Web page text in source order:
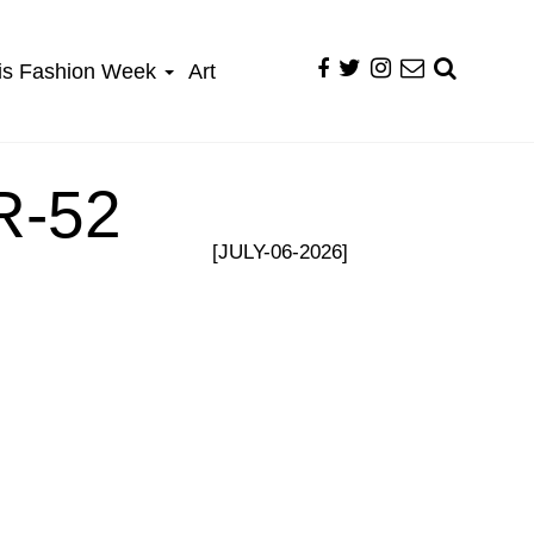
Fashion Week Art
52
[JULY-06-2026]